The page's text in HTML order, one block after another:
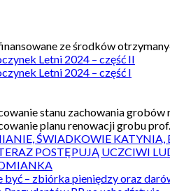
ze środków
Letni 2024 – część II
Letni 2024 – część I
stanu zachowania
planu renowacji grobu
ŚWIADKOWIE KATYNIA,
POSTĘPUJĄ UCZCIWI
być – zbiórka pieniędzy oraz